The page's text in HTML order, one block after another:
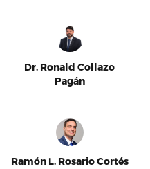
Dr. Ronald Collazo
Pagán
Ramón L. Rosario Cortés